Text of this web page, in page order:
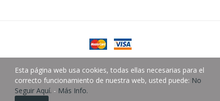
Copyright © González Almacén Fotográfico SLU.
Esta página web usa cookies, todas ellas necesarias para el
correcto funcionamiento de nuestra web, usted puede: No
Seguir Aquí. - Más Info.